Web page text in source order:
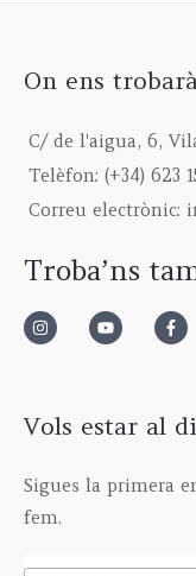
On ens
C/ de l'aigua, 6,
Telèfon: (+34) 623
Correu electrònic:
Troba’ns
Vols estar al
Sigues la primera
fem.